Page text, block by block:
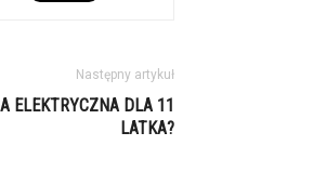
Następny artykuł
ELEKTRYCZNA DLA 11
LATKA?